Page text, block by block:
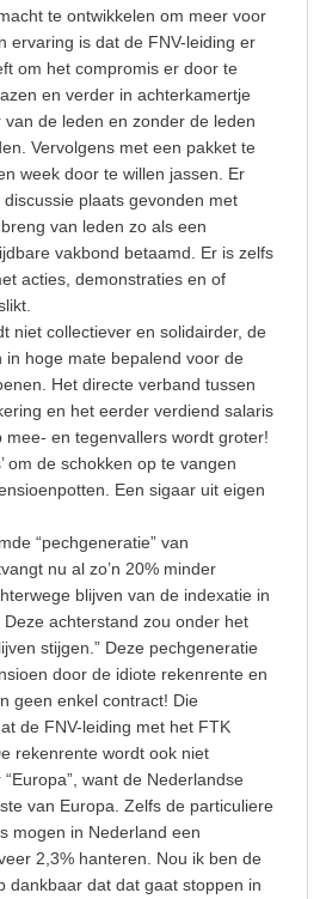
te ontwikkelen om meer voor
ervaring is dat de FNV-leiding er
om het compromis er door te
en verder in achterkamertje
de leden en zonder de leden
Vervolgens met een pakket te
week door te willen jassen. Er
plaats gevonden met
van leden zo als een
vakbond betaamd. Er is zelfs
acties, demonstraties en of
niet collectiever en solidairder, de
in hoge mate bepalend voor de
Het directe verband tussen
en het eerder verdiend salaris
mee- en tegenvallers wordt groter!
om de schokken op te vangen
Een sigaar uit eigen
“pechgeneratie” van
nu al zo’n 20% minder
blijven van de indexatie in
achterstand zou onder het
stijgen.” Deze pechgeneratie
door de idiote rekenrente en
geen enkel contract! Die
de FNV-leiding met het FTK
rekenrente wordt ook niet
want de Nederlandse
van Europa. Zelfs de particuliere
mogen in Nederland een
2,3% hanteren. Nou ik ben de
dankbaar dat dat gaat stoppen in